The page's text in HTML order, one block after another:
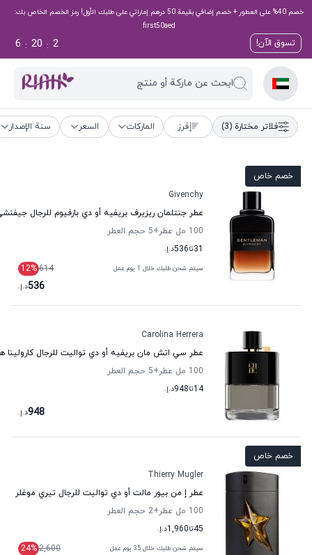
خصم 40% على العطور + خصم إضافي بقيمة 50 درهم إماراتي على طلبك الأول! رمز الخصم الخاص بك:
first50aed
تسوق الآن! 2
:
20
:
6
ابحث عن ماركة أو منتج
فلاتر مختارة (3) فرز الماركات السعر سنة الإصدار
خصم خاص
Givenchy
عطر جنتلمان ريزيرف بريفيه أو دي بارفيوم للرجال
100 مل عطر
+5
حجم العطر
31تا536د.إ.
سيتم شحن طلبك خلال 1 يوم عمل 614
12%
536د.إ.
Carolina Herrera
عطر سي اتش مان بريفيه أو دي تواليت للرجال كارولينا
100 مل عطر
+5
حجم العطر
14تا948د.إ.
948د.إ.
خصم خاص
Thierry Mugler
عطر إ من بيور مالت أو دي تواليت للرجال تيري موغلر
100 مل عطر
+2
حجم العطر
45تا1,960د.إ.
سيتم شحن طلبك خلال 35 يوم عمل 2,600
24%